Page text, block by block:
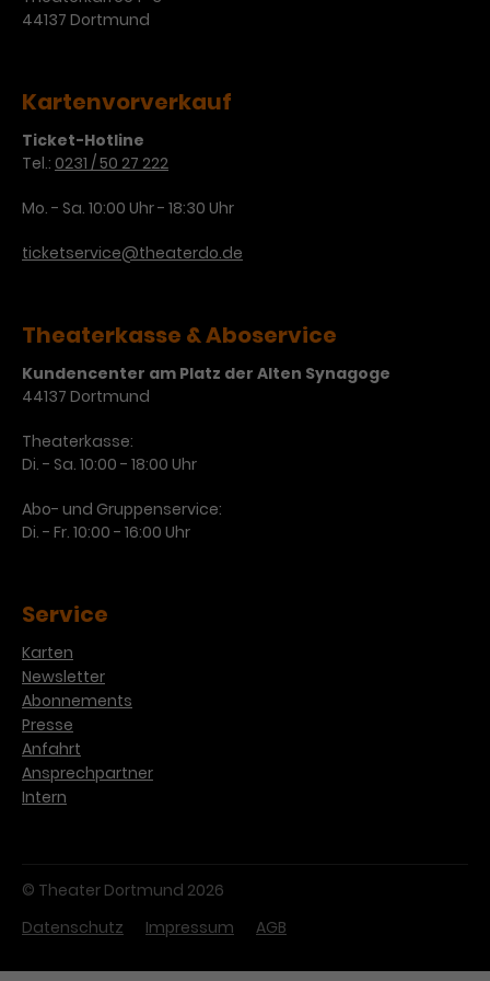
Zweck
gesetztes Cookie. Bestimmte
Daten werden nur maximal einmal
pro Minute an Google Analytics
werden bestimmte
Laufzeit
Nutzerinteraktionen mit
bereitzustellen.
Anbieter Google / DoubleClick
Laufzeit 1 Jahr
Zweck
misst die Wirksamkeit von
verschiedene Websites hinweg.
44137 Dortmund
Kartenvorverkauf
Ticket-Hotline
Tel.: 0231 / 50 27 222
Mo. - Sa. 10:00 Uhr - 18:30 Uhr
ticketservice@theaterdo.de
Theaterkasse & Aboservice
Kundencenter am Platz der Alten Synagoge
44137 Dortmund
Theaterkasse:
Di. - Sa. 10:00 - 18:00 Uhr
Abo- und Gruppenservice:
Di. - Fr. 10:00 - 16:00 Uhr
Service
Karten
Newsletter
Abonnements
Presse
Anfahrt
Ansprechpartner
Intern
© Theater Dortmund 2026
Datenschutz
Impressum AGB